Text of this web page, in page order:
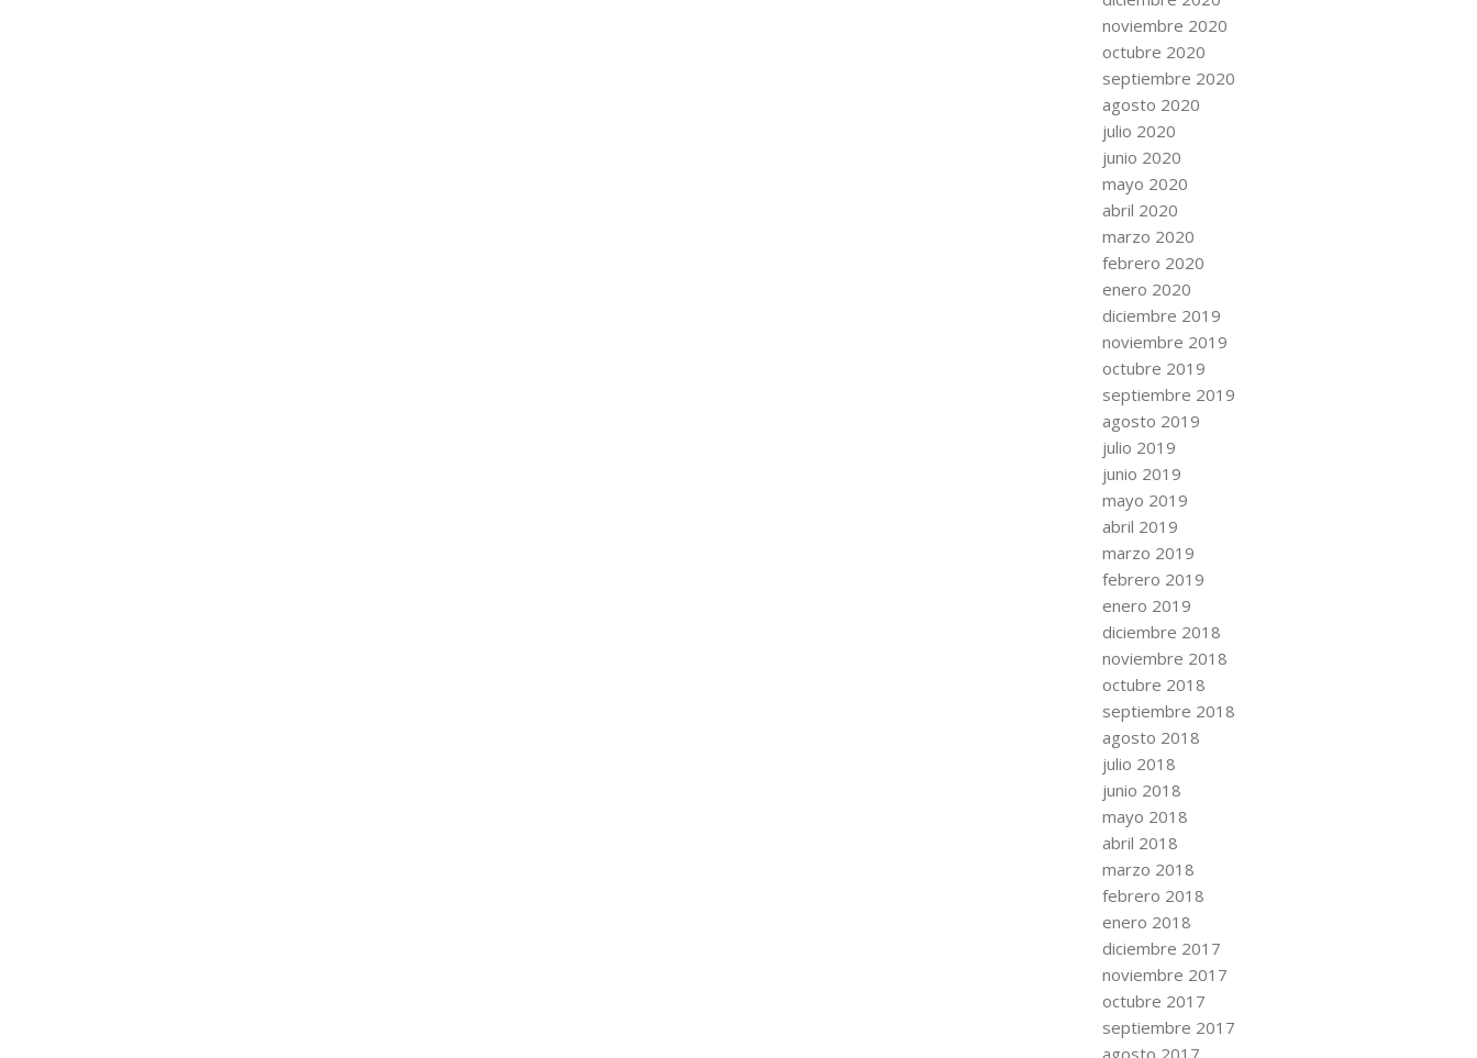
noviembre 2020
octubre 2020
septiembre 2020
agosto 2020
julio 2020
junio 2020
mayo 2020
abril 2020
marzo 2020
febrero 2020
enero 2020
diciembre 2019
noviembre 2019
octubre 2019
septiembre 2019
agosto 2019
julio 2019
junio 2019
mayo 2019
abril 2019
marzo 2019
febrero 2019
enero 2019
diciembre 2018
noviembre 2018
octubre 2018
septiembre 2018
agosto 2018
julio 2018
junio 2018
mayo 2018
abril 2018
marzo 2018
febrero 2018
enero 2018
diciembre 2017
noviembre 2017
octubre 2017
septiembre 2017
agosto 2017